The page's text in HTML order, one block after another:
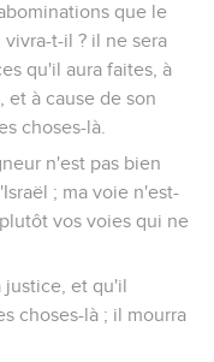
que le
t-il ? il ne sera
qu'il aura faites, à
et à cause de son
choses-là.
n'est pas bien
; ma voie n'est-
vos voies qui ne
justice, et qu'il
choses-là ; il mourra